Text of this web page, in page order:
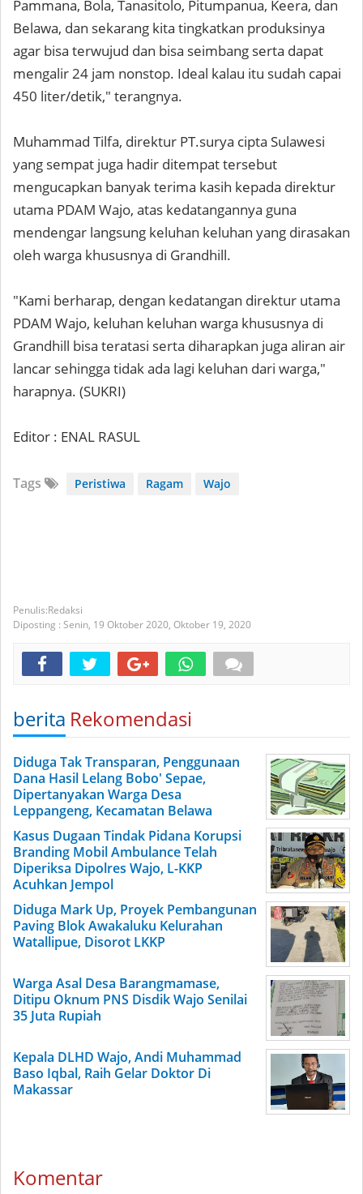
Pammana, Bola, Tanasitolo, Pitumpanua, Keera, dan
Belawa, dan sekarang kita tingkatkan produksinya
agar bisa terwujud dan bisa seimbang serta dapat
mengalir 24 jam nonstop. Ideal kalau itu sudah capai
450 liter/detik," terangnya.
Muhammad Tilfa, direktur PT.surya cipta Sulawesi
yang sempat juga hadir ditempat tersebut
mengucapkan banyak terima kasih kepada direktur
utama PDAM Wajo, atas kedatangannya guna
mendengar langsung keluhan keluhan yang dirasakan
oleh warga khususnya di Grandhill.
"Kami berharap, dengan kedatangan direktur utama
PDAM Wajo, keluhan keluhan warga khususnya di
Grandhill bisa teratasi serta diharapkan juga aliran air
lancar sehingga tidak ada lagi keluhan dari warga,"
harapnya. (SUKRI)
Editor : ENAL RASUL
Tags Peristiwa Ragam Wajo
Redaksi
Diposting : Senin, 19 Oktober 2020, Oktober 19, 2020
berita Rekomendasi
Diduga Tak Transparan, Penggunaan
Dana Hasil Lelang Bobo' Sepae,
Dipertanyakan Warga Desa
Leppangeng, Kecamatan Belawa
Kasus Dugaan Tindak Pidana Korupsi
Branding Mobil Ambulance Telah
Diperiksa Dipolres Wajo, L-KKP
Acuhkan Jempol
Diduga Mark Up, Proyek Pembangunan
Paving Blok Awakaluku Kelurahan
Watallipue, Disorot LKKP
Warga Asal Desa Barangmamase,
Ditipu Oknum PNS Disdik Wajo Senilai
35 Juta Rupiah
Kepala DLHD Wajo, Andi Muhammad
Baso Iqbal, Raih Gelar Doktor Di
Makassar
Komentar